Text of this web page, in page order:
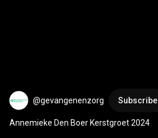
@gevangenenzorg Subscribe
Annemieke Den Boer Kerstgroet 2024